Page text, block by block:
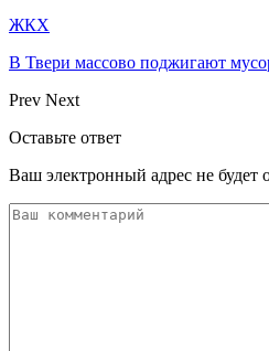
ЖКХ
В Твери массово поджигают
Prev Next
Оставьте ответ
Ваш электронный адрес не будет